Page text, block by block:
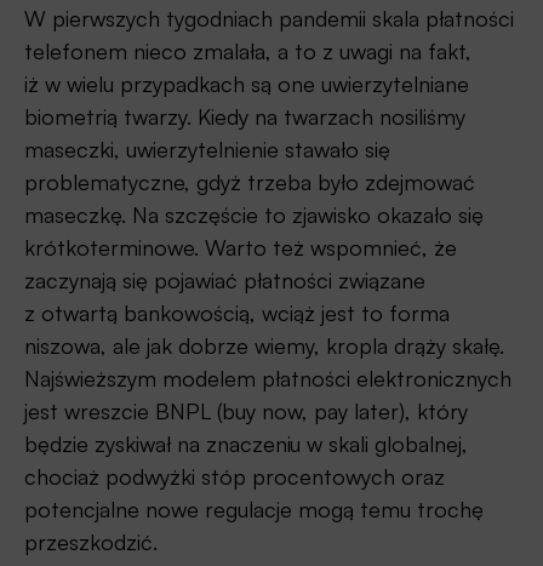
W pierwszych tygodniach pandemii skala płatności
telefonem nieco zmalała, a to z uwagi na fakt,
iż w wielu przypadkach są one uwierzytelniane
biometrią twarzy. Kiedy na twarzach nosiliśmy
maseczki, uwierzytelnienie stawało się
problematyczne, gdyż trzeba było zdejmować
maseczkę. Na szczęście to zjawisko okazało się
krótkoterminowe. Warto też wspomnieć, że
zaczynają się pojawiać płatności związane
z otwartą bankowością, wciąż jest to forma
niszowa, ale jak dobrze wiemy, kropla drąży skałę.
Najświeższym modelem płatności elektronicznych
jest wreszcie BNPL (buy now, pay later), który
będzie zyskiwał na znaczeniu w skali globalnej,
chociaż podwyżki stóp procentowych oraz
potencjalne nowe regulacje mogą temu trochę
przeszkodzić.